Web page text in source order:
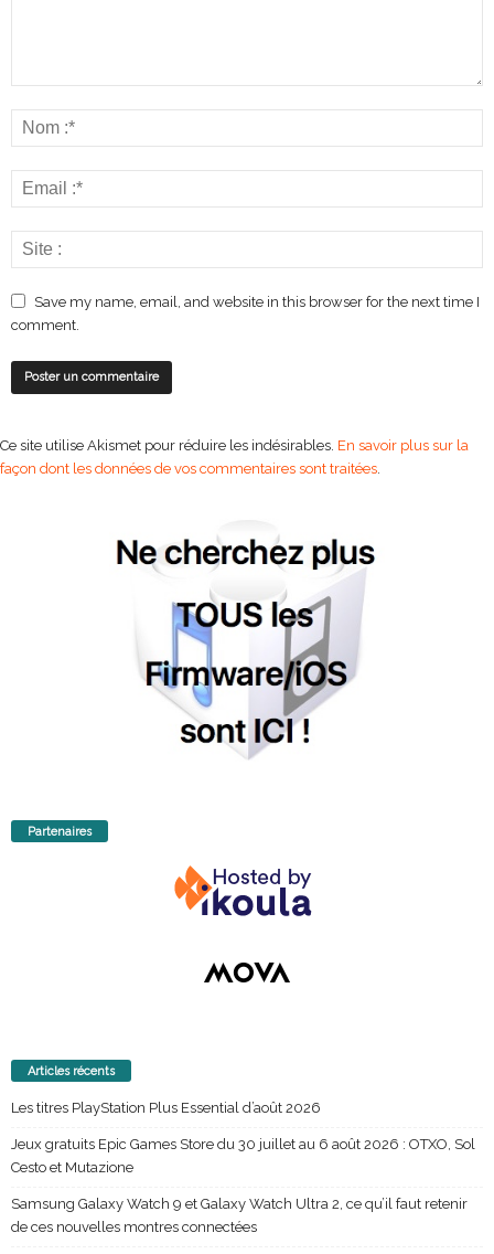
Save my name, email, and website in this browser for the next time I
comment.
Ce site utilise Akismet pour réduire les indésirables. En savoir plus sur la
façon dont les données de vos commentaires sont traitées.
Partenaires
Articles récents
Les titres PlayStation Plus Essential d’août 2026
Jeux gratuits Epic Games Store du 30 juillet au 6 août 2026 : OTXO, Sol
Cesto et Mutazione
Samsung Galaxy Watch 9 et Galaxy Watch Ultra 2, ce qu’il faut retenir
de ces nouvelles montres connectées